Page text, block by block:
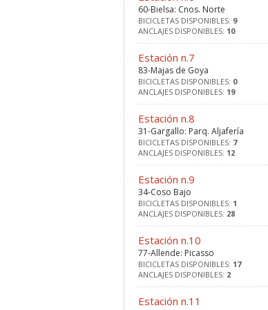
60-Bielsa: Cnos. Norte
BICICLETAS DISPONIBLES: 9
ANCLAJES DISPONIBLES: 10
Estación n.7
83-Majas de Goya
BICICLETAS DISPONIBLES: 0
ANCLAJES DISPONIBLES: 19
Estación n.8
31-Gargallo: Parq. Aljafería
BICICLETAS DISPONIBLES: 7
ANCLAJES DISPONIBLES: 12
Estación n.9
34-Coso Bajo
BICICLETAS DISPONIBLES: 1
ANCLAJES DISPONIBLES: 28
Estación n.10
77-Allende: Picasso
BICICLETAS DISPONIBLES: 17
ANCLAJES DISPONIBLES: 2
Estación n.11